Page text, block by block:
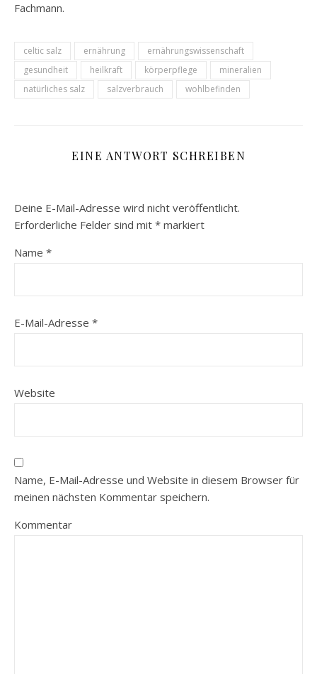
Fachmann.
celtic salz ernährung
ernährungswissenschaft
gesundheit
heilkraft körperpflege
mineralien
natürliches salz
salzverbrauch wohlbefinden
EINE ANTWORT SCHREIBEN
Deine E-Mail-Adresse wird nicht veröffentlicht.
Erforderliche Felder sind mit * markiert
Name *
E-Mail-Adresse *
Website
Name, E-Mail-Adresse und Website in diesem Browser für
meinen nächsten Kommentar speichern.
Kommentar